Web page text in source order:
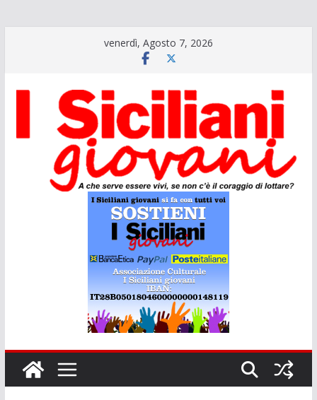
venerdì, Agosto 7, 2026